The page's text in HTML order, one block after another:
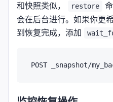
和快照类似， restore
会在后台进行。如果你更
到恢复完成，添加